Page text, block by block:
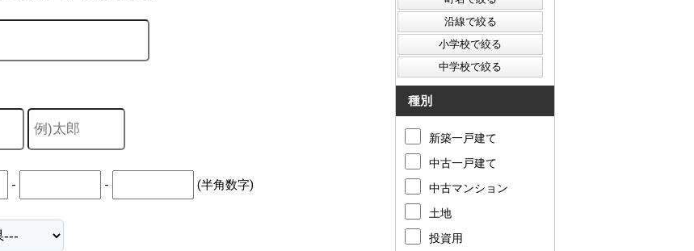
- - (半角数字)
種別
新築一戸建て
中古一戸建て
中古マンション
土地
投資用